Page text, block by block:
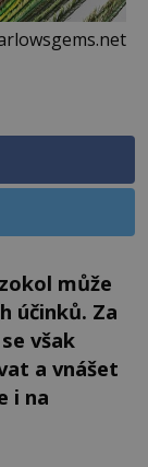
může
účinků. Za
však
a vnášet
i na